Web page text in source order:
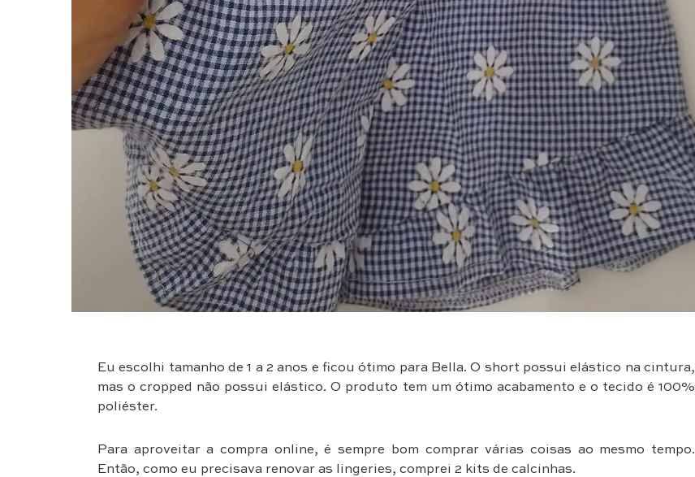
Eu escolhi tamanho de 1 a 2 anos e ficou ótimo para Bella. O short possui elástico na cintura,
mas o cropped não possui elástico. O produto tem um ótimo acabamento e o tecido é 100%
poliéster.
Para aproveitar a compra online, é sempre bom comprar várias coisas ao mesmo tempo.
Então, como eu precisava renovar as lingeries, comprei 2 kits de calcinhas.